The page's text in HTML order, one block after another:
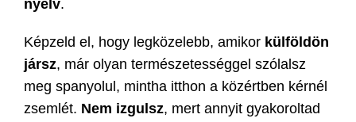
nyelv.
Képzeld el, hogy legközelebb, amikor külföldön
jársz, már olyan természetességgel szólalsz
meg spanyolul, mintha itthon a közértben kérnél
zsemlét. Nem izgulsz, mert annyit gyakoroltad